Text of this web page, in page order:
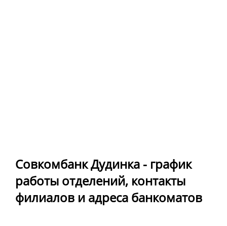
Совкомбанк Дудинка - график
работы отделений, контакты
филиалов и адреса банкоматов